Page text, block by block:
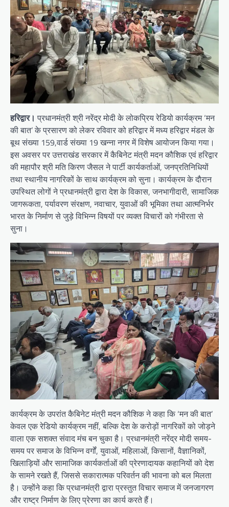
हरिद्वार। प्रधानमंत्री श्री नरेंद्र मोदी के लोकप्रिय रेडियो कार्यक्रम ‘मन
की बात’ के प्रसारण को लेकर रविवार को हरिद्वार में मध्य हरिद्वार मंडल के
बूथ संख्या 159,वार्ड संख्या 19 खन्ना नगर में विशेष आयोजन किया गया।
इस अवसर पर उत्तराखंड सरकार में कैबिनेट मंत्री मदन कौशिक एवं हरिद्वार
की महापौर श्री मति किरण जैसल ने पार्टी कार्यकर्ताओं, जनप्रतिनिधियों
तथा स्थानीय नागरिकों के साथ कार्यक्रम को सुना। कार्यक्रम के दौरान
उपस्थित लोगों ने प्रधानमंत्री द्वारा देश के विकास, जनभागीदारी, सामाजिक
जागरूकता, पर्यावरण संरक्षण, नवाचार, युवाओं की भूमिका तथा आत्मनिर्भर
भारत के निर्माण से जुड़े विभिन्न विषयों पर व्यक्त विचारों को गंभीरता से
सुना।
कार्यक्रम के उपरांत कैबिनेट मंत्री मदन कौशिक ने कहा कि ‘मन की बात’
केवल एक रेडियो कार्यक्रम नहीं, बल्कि देश के करोड़ों नागरिकों को जोड़ने
वाला एक सशक्त संवाद मंच बन चुका है। प्रधानमंत्री नरेंद्र मोदी समय-
समय पर समाज के विभिन्न वर्गों, युवाओं, महिलाओं, किसानों, वैज्ञानिकों,
खिलाड़ियों और सामाजिक कार्यकर्ताओं की प्रेरणादायक कहानियों को देश
के सामने रखते हैं, जिससे सकारात्मक परिवर्तन की भावना को बल मिलता
है। उन्होंने कहा कि प्रधानमंत्री द्वारा प्रस्तुत विचार समाज में जनजागरण
और राष्ट्र निर्माण के लिए प्रेरणा का कार्य करते हैं।